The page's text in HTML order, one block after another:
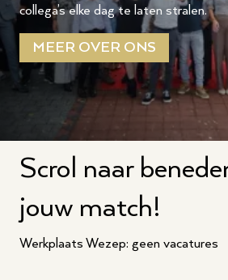
collega’s elke dag te laten stralen.
MEER OVER ONS
Scrol naar
jouw match!
Werkplaats Wezep: geen vacatures